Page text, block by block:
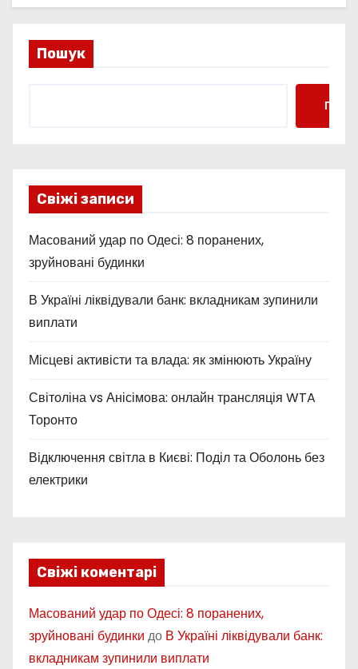
Пошук
Свіжі записи
Масований удар по Одесі: 8 поранених,
зруйновані будинки
В Україні ліквідували банк: вкладникам зупинили
виплати
Місцеві активісти та влада: як змінюють Україну
Світоліна vs Анісімова: онлайн трансляція WTA
Торонто
Відключення світла в Києві: Поділ та Оболонь без
електрики
Свіжі коментарі
Масований удар по Одесі: 8 поранених,
зруйновані будинки до В Україні ліквідували банк:
вкладникам зупинили виплати